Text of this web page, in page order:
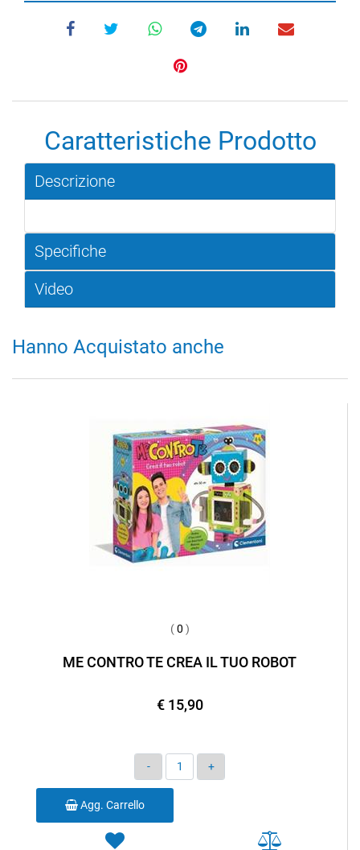
Caratteristiche Prodotto
Descrizione
Specifiche
Video
Hanno Acquistato anche
(0 )
ME CONTRO TE CREA IL TUO ROBOT
€ 15,90
Quantità
Agg. Carrello